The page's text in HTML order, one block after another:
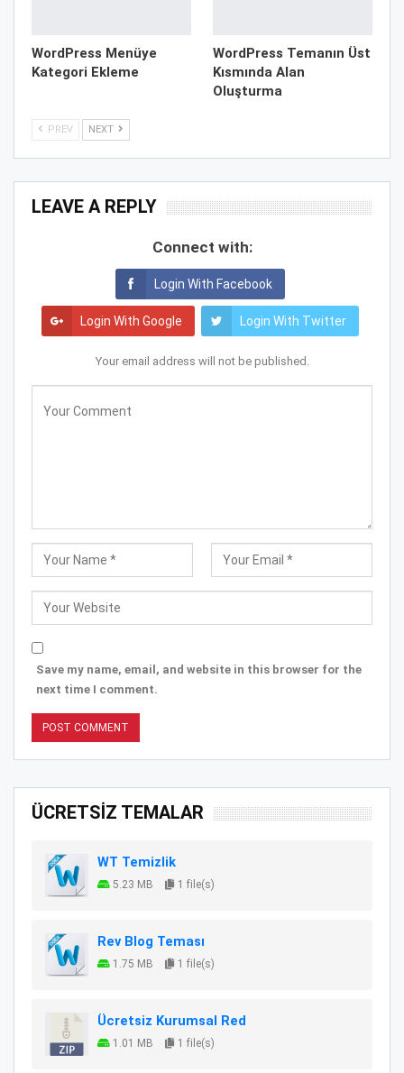
WordPress Menüye
Kategori Ekleme
WordPress Temanın Üst
Kısmında Alan
Oluşturma
PREV NEXT
LEAVE A REPLY
Connect with:
Login With Facebook
Login With Google Login With Twitter
Your email address will not be published.
Save my name, email, and website in this browser for the
next time I comment.
ÜCRETSİZ TEMALAR
WT Temizlik
5.23 MB 1 file(s)
Rev Blog Teması
1.75 MB 1 file(s)
Ücretsiz Kurumsal Red
1.01 MB 1 file(s)